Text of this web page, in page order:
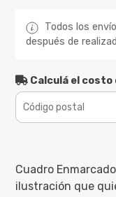
Todos los
después de
Calculá el costo
Cuadro
ilustración que